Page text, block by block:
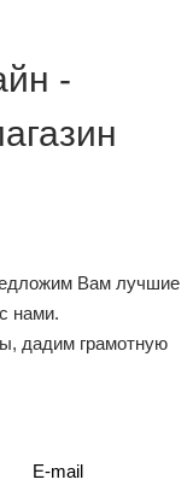
-
Вам лучшие
нами.
дадим грамотную
E-mail